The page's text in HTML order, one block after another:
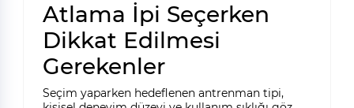
Atlama İpi Seçerken
Dikkat Edilmesi
Gerekenler
Seçim yaparken hedeflenen antrenman tipi,